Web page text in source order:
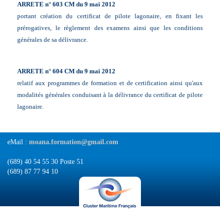
ARRETE n° 603 CM du 9 mai 2012
portant création du certificat de pilote lagonaire, en fixant les
prérogatives, le règlement des examens ainsi que les conditions
générales de sa délivrance.
ARRETE n° 604 CM du 9 mai 2012
relatif aux programmes de formation et de certification ainsi qu'aux
modalités générales conduisant à la délivrance du certificat de pilote
lagonaire.
eMail : moana.formation@gmail.com
(689) 40 54 55 30 Poste 51
(689) 87 77 94 10